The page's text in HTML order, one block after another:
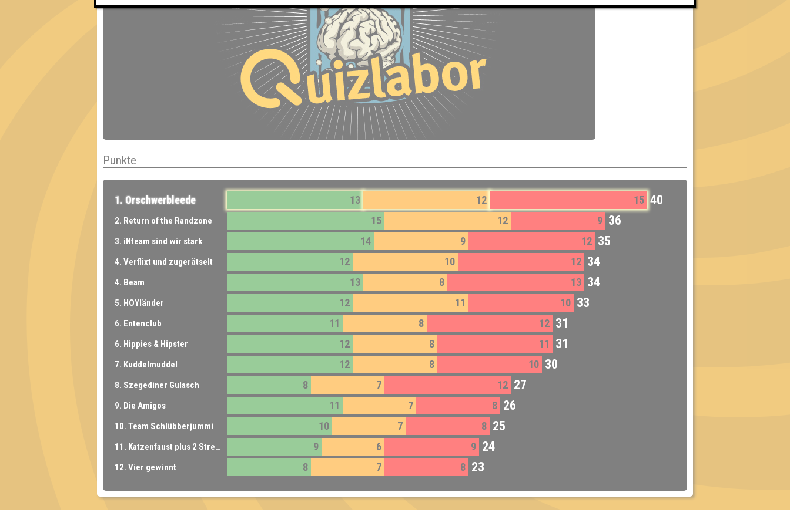
Punkte
1. Orschwerbleede 13 12 15 40
2. Return of the Randzone 15 12 9 36
3. iNteam sind wir stark 14 9 12 35
4. Verflixt und zugerätselt 12 10 12 34
4. Beam 13 8 13 34
5. HOYländer 12 11 10 33
6. Entenclub 11 8 12 31
6. Hippies & Hipster 12 8 11 31
7. Kuddelmuddel 12 8 10 30
8. Szegediner Gulasch 8 7 12 27
9. Die Amigos 11 7 8 26
10. Team Schlübberjummi 10 7 8 25
11. Katzenfaust plus 2 Streuner 9 6 9 24
12. Vier gewinnt 8 7 8 23